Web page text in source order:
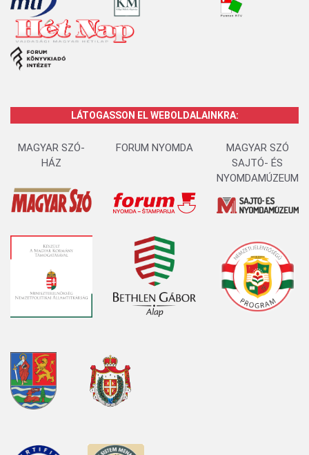
LÁTOGASSON EL WEBOLDALAINKRA:
MAGYAR SZÓ-
HÁZ
FORUM NYOMDA
MAGYAR SZÓ
SAJTÓ- ÉS
NYOMDAMÚZEUM